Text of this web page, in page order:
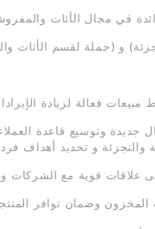
في مجال الأثاث
جديدة وتوسيع قاعدة
المخزون وضمان توافر